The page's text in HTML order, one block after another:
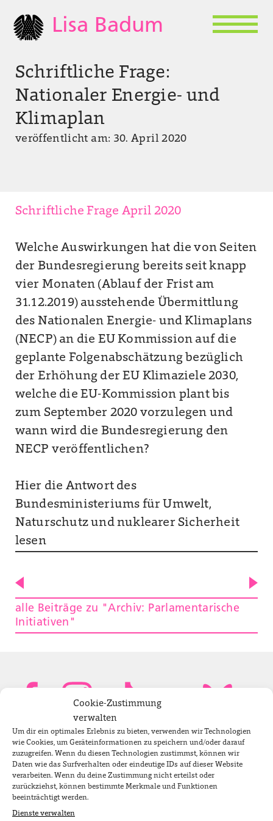
Cookie-Zustimmung
verwalten
Um dir ein optimales Erlebnis zu bieten, verwenden wir Technologien
wie Cookies, um Geräteinformationen zu speichern und/oder darauf
zuzugreifen. Wenn du diesen Technologien zustimmst, können wir
Daten wie das Surfverhalten oder eindeutige IDs auf dieser Website
verarbeiten. Wenn du deine Zustimmung nicht erteilst oder
zurückziehst, können bestimmte Merkmale und Funktionen
beeinträchtigt werden.
Dienste verwalten
Lisa Badum
Schriftliche Frage:
Nationaler Energie- und
Klimaplan
veröffentlicht am: 30. April 2020
Schriftliche Frage April 2020
Welche Auswirkungen hat die von Seiten
der Bundesregierung bereits seit knapp
vier Monaten (Ablauf der Frist am
31.12.2019) ausstehende Übermittlung
des Nationalen Energie- und Klimaplans
(NECP) an die EU Kommission auf die
geplante Folgenabschätzung bezüglich
der Erhöhung der EU Klimaziele 2030,
welche die EU-Kommission plant bis
zum September 2020 vorzulegen und
wann wird die Bundesregierung den
NECP veröffentlichen?
Hier die Antwort des
Bundesministeriums für Umwelt,
Naturschutz und nuklearer Sicherheit
lesen
alle Beiträge zu "Archiv: Parlamentarische
Initiativen"
Bundestagsabgeordnete
Newsletter